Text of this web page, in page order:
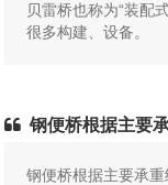
贝雷桥也称为“装配
很多构建、设备。
钢便桥根据主要
钢便桥根据主要承